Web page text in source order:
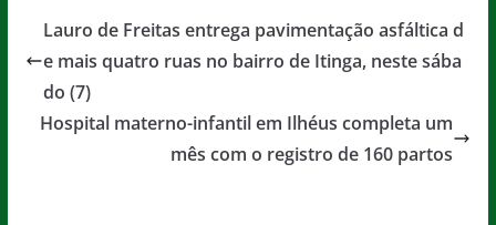
e
b
o
o
er l s
A
p
a
g
Lauro de Freitas entrega pavimentação asfáltica d
e mais quatro ruas no bairro de Itinga, neste sába
do (7)
Hospital materno-infantil em Ilhéus completa um
mês com o registro de 160 partos